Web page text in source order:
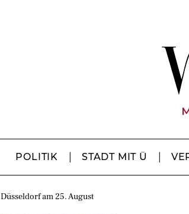
POLITIK STADT MIT Ü
Düsseldorf am 25. August